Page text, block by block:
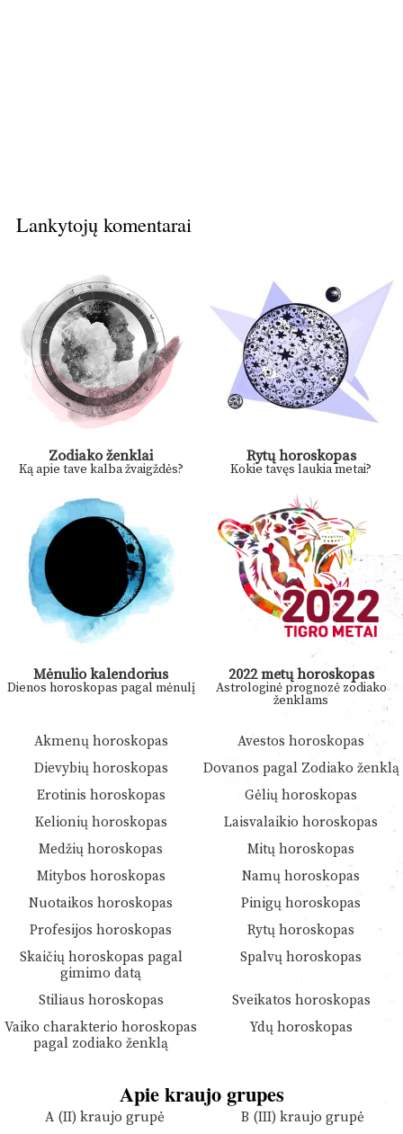
Lankytojų komentarai
Zodiako ženklai
Ką apie tave kalba žvaigždės?
Rytų horoskopas
Kokie tavęs laukia metai?
Mėnulio kalendorius
Dienos horoskopas pagal mėnulį
2022 metų horoskopas
Astrologinė prognozė zodiako
ženklams
Akmenų horoskopas
Avestos horoskopas
Dievybių horoskopas
Dovanos pagal Zodiako ženklą
Erotinis horoskopas
Gėlių horoskopas
Kelionių horoskopas
Laisvalaikio horoskopas
Medžių horoskopas
Mitų horoskopas
Mitybos horoskopas
Namų horoskopas
Nuotaikos horoskopas
Pinigų horoskopas
Profesijos horoskopas
Rytų horoskopas
Skaičių horoskopas pagal
gimimo datą
Spalvų horoskopas
Stiliaus horoskopas
Sveikatos horoskopas
Vaiko charakterio horoskopas
pagal zodiako ženklą
Ydų horoskopas
Apie kraujo grupes
A (II) kraujo grupė
B (III) kraujo grupė